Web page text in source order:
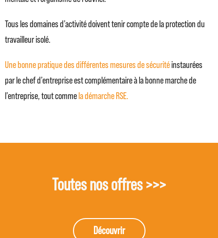
Tous les domaines d’activité doivent tenir compte de la protection du
travailleur isolé.
Une bonne pratique des différentes mesures de sécurité instaurées
par le chef d’entreprise est complémentaire à la bonne marche de
l’entreprise, tout comme la démarche RSE.
Toutes nos offres >>>
Découvrir